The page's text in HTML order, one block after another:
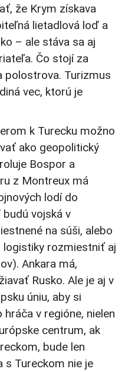
že Krym získava
lietadlová loď a
– ale stáva sa aj
Čo stojí za
polostrova. Turizmus
vec, ktorú je
k Turecku možno
ako geopolitický
Bospor a
z Montreux má
lodí do
vojská v
na súši, alebo
rozmiestniť aj
Ankara má,
Rusko. Ale je aj v
úniu, aby si
v regióne, nielen
centrum, ak
bude len
s Tureckom nie je